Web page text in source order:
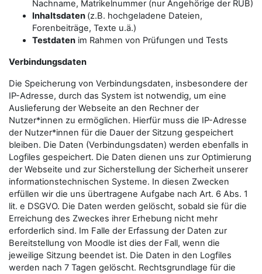
Nachname, Matrikelnummer (nur Angehörige der RUB)
Inhaltsdaten (z.B. hochgeladene Dateien,
Forenbeiträge, Texte u.ä.)
Testdaten im Rahmen von Prüfungen und Tests
Verbindungsdaten
Die Speicherung von Verbindungsdaten, insbesondere der
IP-Adresse, durch das System ist notwendig, um eine
Auslieferung der Webseite an den Rechner der
Nutzer*innen zu ermöglichen. Hierfür muss die IP-Adresse
der Nutzer*innen für die Dauer der Sitzung gespeichert
bleiben. Die Daten (Verbindungsdaten) werden ebenfalls in
Logfiles gespeichert. Die Daten dienen uns zur Optimierung
der Webseite und zur Sicherstellung der Sicherheit unserer
informationstechnischen Systeme. In diesen Zwecken
erfüllen wir die uns übertragene Aufgabe nach Art. 6 Abs. 1
lit. e DSGVO. Die Daten werden gelöscht, sobald sie für die
Erreichung des Zweckes ihrer Erhebung nicht mehr
erforderlich sind. Im Falle der Erfassung der Daten zur
Bereitstellung von Moodle ist dies der Fall, wenn die
jeweilige Sitzung beendet ist. Die Daten in den Logfiles
werden nach 7 Tagen gelöscht. Rechtsgrundlage für die